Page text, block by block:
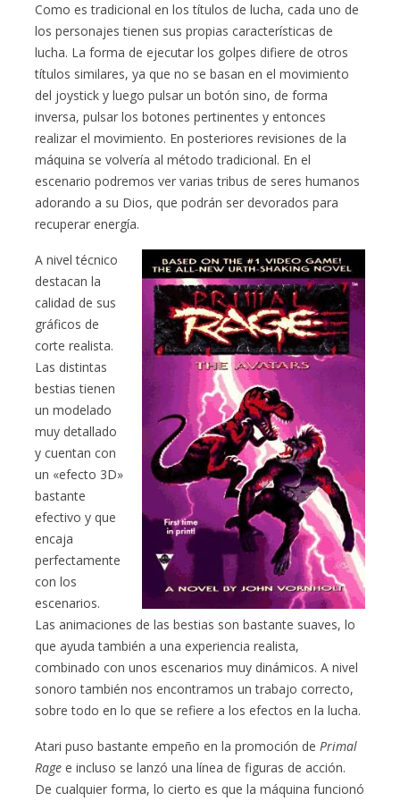
Como es tradicional en los títulos de lucha, cada uno de
los personajes tienen sus propias características de
lucha. La forma de ejecutar los golpes difiere de otros
títulos similares, ya que no se basan en el movimiento
del joystick y luego pulsar un botón sino, de forma
inversa, pulsar los botones pertinentes y entonces
realizar el movimiento. En posteriores revisiones de la
máquina se volvería al método tradicional. En el
escenario podremos ver varias tribus de seres humanos
adorando a su Dios, que podrán ser devorados para
recuperar energía.
A nivel técnico
destacan la
calidad de sus
gráficos de
corte realista.
Las distintas
bestias tienen
un modelado
muy detallado
y cuentan con
un «efecto 3D»
bastante
efectivo y que
encaja
perfectamente
con los
escenarios.
Las animaciones de las bestias son bastante suaves, lo
que ayuda también a una experiencia realista,
combinado con unos escenarios muy dinámicos. A nivel
sonoro también nos encontramos un trabajo correcto,
sobre todo en lo que se refiere a los efectos en la lucha.
Atari puso bastante empeño en la promoción dePrimal
Rage e incluso se lanzó una línea de figuras de acción.
De cualquier forma, lo cierto es que la máquina funcionó